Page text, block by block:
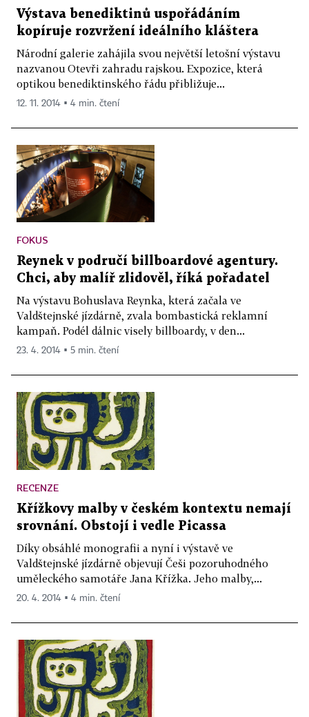
Výstava benediktinů uspořádáním
kopíruje rozvržení ideálního kláštera
Národní galerie zahájila svou největší letošní výstavu
nazvanou Otevři zahradu rajskou. Expozice, která
optikou benediktinského řádu přibližuje...
12. 11. 2014 ▪ 4 min. čtení
FOKUS
Reynek v područí billboardové agentury.
Chci, aby malíř zlidověl, říká pořadatel
Na výstavu Bohuslava Reynka, která začala ve
Valdštejnské jízdárně, zvala bombastická reklamní
kampaň. Podél dálnic visely billboardy, v den...
23. 4. 2014 ▪ 5 min. čtení
RECENZE
Křížkovy malby v českém kontextu nemají
srovnání. Obstojí i vedle Picassa
Díky obsáhlé monografii a nyní i výstavě ve
Valdštejnské jízdárně objevují Češi pozoruhodného
uměleckého samotáře Jana Křížka. Jeho malby,...
20. 4. 2014 ▪ 4 min. čtení